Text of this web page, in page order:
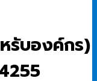
รับองค์กร)